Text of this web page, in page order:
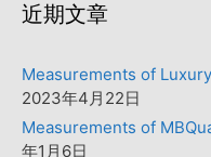
近期文章
Measurements of
2023年4月22日
Measurements of
年1月6日